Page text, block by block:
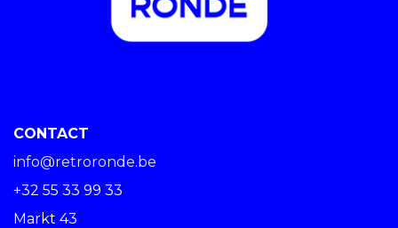
CONTACT
info@retroronde.be
+32 55 33 99 33
Markt 43